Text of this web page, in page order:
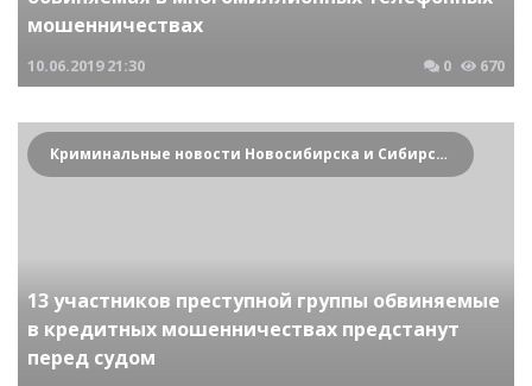
мошенничествах
10.06.2019 21:30 0 670
Криминальные новости Новосибирска и Сибирского региона
13 участников преступной группы обвиняемые
в кредитных мошенничествах предстанут
перед судом